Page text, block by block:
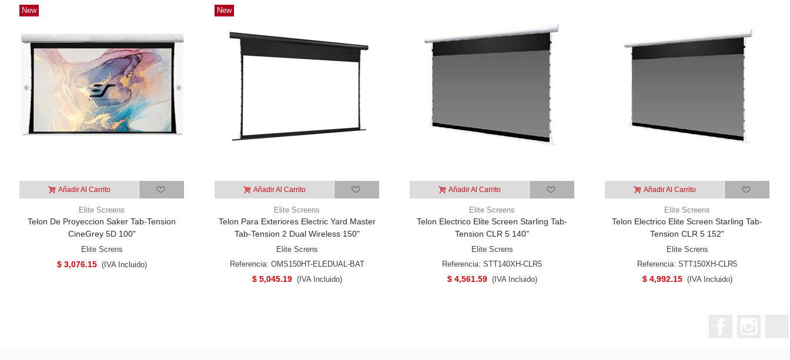
New
Añadir Al Carrito
Elite Screens
Telon De Proyeccion Saker Tab-Tension
CineGrey 5D 100"
Elite Screns
$ 3,076.15 (IVA Incluido)
New
Añadir Al Carrito
Elite Screens
Telon Para Exteriores Electric Yard Master
Tab-Tension 2 Dual Wireless 150"
Elite Screns
Referencia: OMS150HT-ELEDUAL-BAT
$ 5,045.19 (IVA Incluido)
Añadir Al Carrito
Elite Screens
Telon Electrico Elite Screen Starling Tab-
Tension CLR 5 140"
Elite Screns
Referencia: STT140XH-CLR5
$ 4,561.59 (IVA Incluido)
Añadir Al Carrito
Elite Screens
Telon Electrico Elite Screen Starling Tab-
Tension CLR 5 152"
Elite Screns
Referencia: STT150XH-CLR5
$ 4,992.15 (IVA Incluido)